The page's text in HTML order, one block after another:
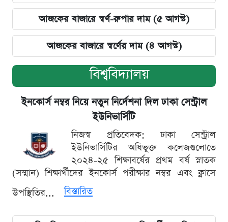
আজকের বাজারে স্বর্ণ-রুপার দাম (৫ আগস্ট)
আজকের বাজারে স্বর্ণের দাম (৪ আগস্ট)
বিশ্ববিদ্যালয়
ইনকোর্স নম্বর নিয়ে নতুন নির্দেশনা দিল ঢাকা সেন্ট্রাল
ইউনিভার্সিটি
নিজস্ব প্রতিবেদক: ঢাকা সেন্ট্রাল
ইউনিভার্সিটির অধিভুক্ত কলেজগুলোতে
২০২৪-২৫ শিক্ষাবর্ষের প্রথম বর্ষ স্নাতক
(সম্মান) শিক্ষার্থীদের ইনকোর্স পরীক্ষার নম্বর এবং ক্লাসে
উপস্থিতির...
বিস্তারিত